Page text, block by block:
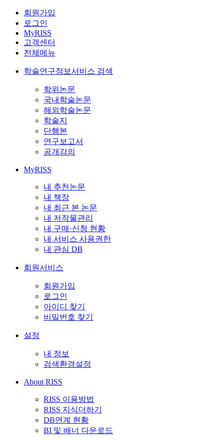
회원가입
로그인
MyRISS
고객센터
전체메뉴
학술연구정보서비스 검색
학위논문
국내학술논문
해외학술논문
학술지
단행본
연구보고서
공개강의
MyRISS
내 추천논문
내 책장
내 최근 본 논문
내 저작물관리
내 구매·신청 현황
내 서비스 사용권한
내 관심 DB
회원서비스
회원가입
로그인
아이디 찾기
비밀번호 찾기
설정
내 정보
검색환경설정
About RISS
RISS 이용방법
RISS 지식더하기
DB연계 현황
BI 및 배너 다운로드